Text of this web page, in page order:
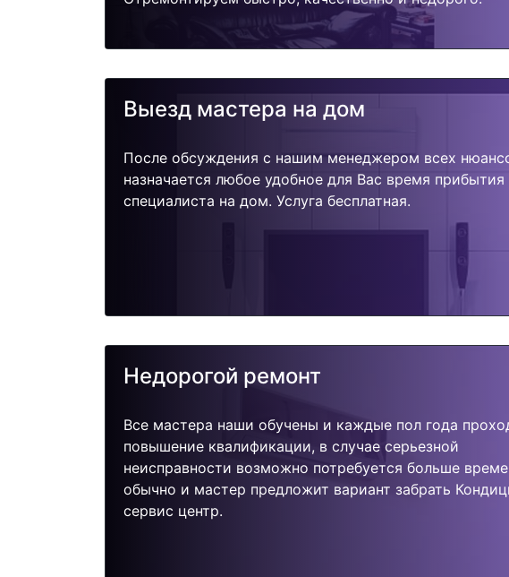
Выезд мастера на дом
После обсуждения с нашим менеджером всех
назначается любое удобное для Вас время прибытия
специалиста на дом. Услуга бесплатная.
Недорогой ремонт
Все мастера наши обучены и каждые пол года
повышение квалификации, в случае серьезной
неисправности возможно потребуется больше
обычно и мастер предложит вариант забрать
сервис центр.